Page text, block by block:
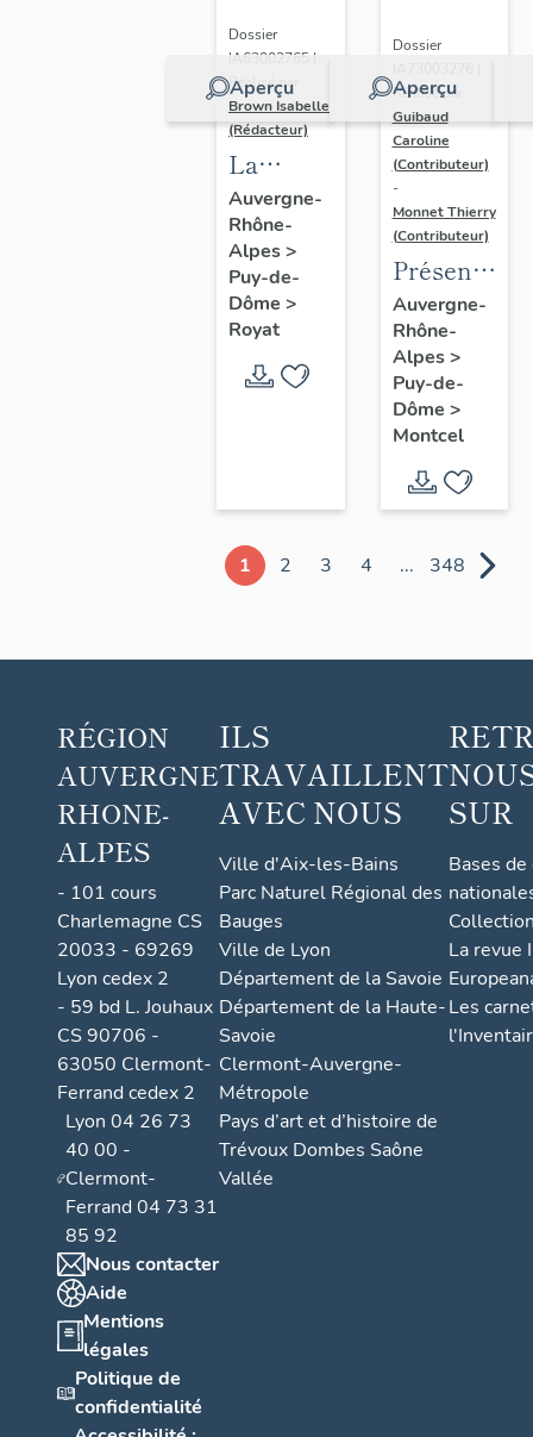
Aperçu
Dossier
IA63002765 |
Réalisé par
Brown Isabelle
(Rédacteur)
La
station
thermale
de
Royat-
Chamalières
Auvergne-
Rhône-
Alpes>
Puy-de-
Dôme >
Royat
Aperçu
Dossier
Réalisé par
Guibaud
Caroline
(Contributeur)
-
Monnet Thierry
(Contributeur)
de la
commune
de
Montcel
Auvergne-
Rhône-
Alpes>
Puy-de-
Dôme >
Montcel
1 2 3 4 ... 348
RÉGION
AUVERGNE
RHONE-
ALPES
- 101 cours
Charlemagne CS
20033 - 69269
Lyon cedex 2
- 59 bd L. Jouhaux
CS 90706 -
63050 Clermont-
Ferrand cedex 2
Lyon 04 26 73
40 00 -
Clermont-
Ferrand 04 73 31
85 92
Nous contacter
Aide
Mentions
légales
Politique de
confidentialité
ILS
TRAVAILLENT
AVEC NOUS
Ville d'Aix-les-Bains
Parc Naturel Régional des
Bauges
Ville de Lyon
Département de la Savoie
Département de la Haute-
Savoie
Clermont-Auvergne-
Métropole
Pays d’art et d’histoire de
Trévoux Dombes Saône
Vallée
SUR
Bases
La revue
Les